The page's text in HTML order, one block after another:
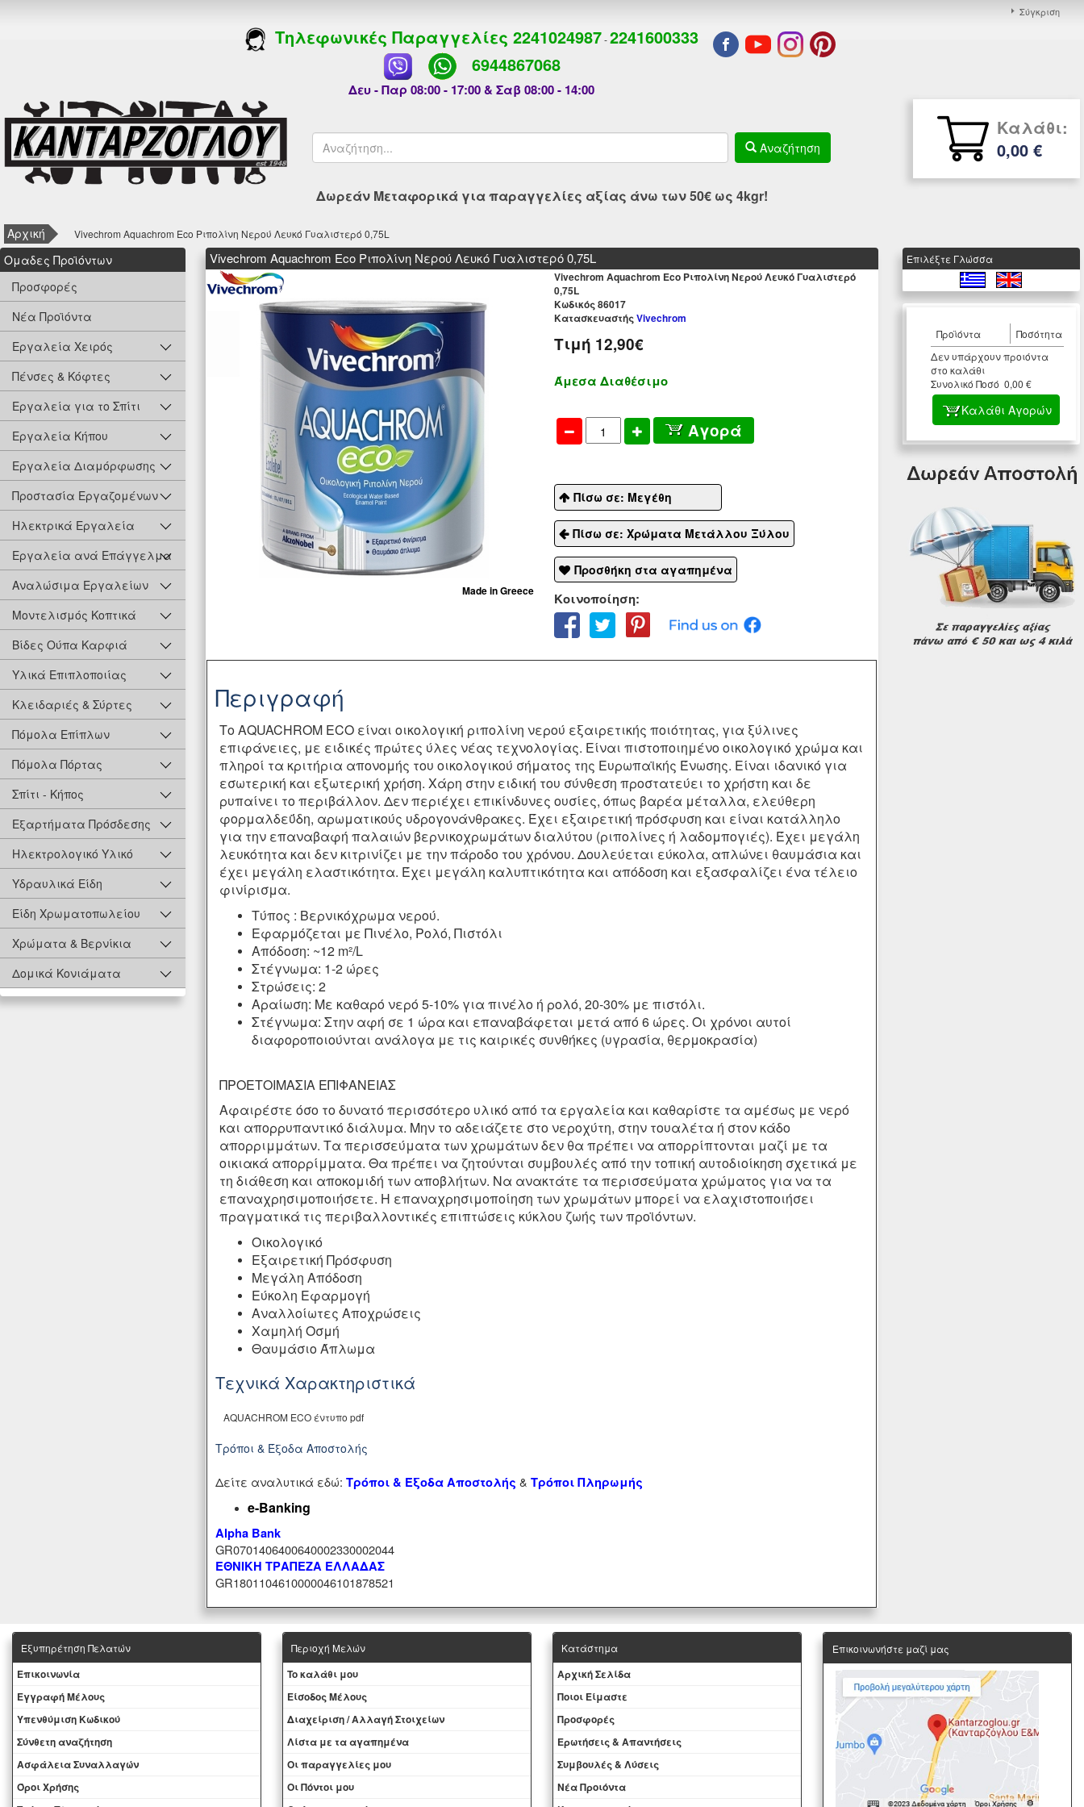
Σύγκριση
Τηλεφωνικές Παραγγελίες 2241024987-2241600333
6944867068
Δευ - Παρ 08:00 - 17:00 & Σαβ 08:00 - 14:00
Αναζήτηση
Καλάθι:
0,00 €
Δωρεάν Μεταφορικά για παραγγελίες αξίας άνω των 50€ ως 4kgr!
Αρχική Vivechrom Aquachrom Eco Ριπολίνη Νερού Λευκό Γυαλιστερό 0,75L
Oμαδες Προϊόντων
Προσφορές
Νέα Προϊόντα
Εργαλεία Χειρός
Πένσες & Κόφτες
Εργαλεία για το Σπίτι
Εργαλεία Κήπου
Εργαλεία Διαμόρφωσης
Προστασία Εργαζομένων
Ηλεκτρικά Εργαλεία
Εργαλεία ανά Επάγγελμα
Αναλώσιμα Εργαλείων
Μοντελισμός Κοπτικά
Βίδες Ούπα Καρφιά
Υλικά Επιπλοποιίας
Κλειδαριές & Σύρτες
Πόμολα Επίπλων
Πόμολα Πόρτας
Σπίτι - Κήπος
Εξαρτήματα Πρόσδεσης
Ηλεκτρολογικό Υλικό
Υδραυλικά Είδη
Είδη Χρωματοπωλείου
Χρώματα & Βερνίκια
Δομικά Κονιάματα
Vivechrom Aquachrom Eco Ριπολίνη Νερού Λευκό Γυαλιστερό 0,75L
Made in Greece
Vivechrom Aquachrom Eco Ριπολίνη Νερού Λευκό Γυαλιστερό
0,75L
Kωδικός 86017
ΚατασκευαστήςVivechrom
Τιμή 12,90€
Άμεσα Διαθέσιμο
Αγορά
Πίσω σε: Μεγέθη
Πίσω σε: Χρώματα Μετάλλου Ξύλου
Προσθήκη στα αγαπημένα
Κοινοποίηση:
Περιγραφή
Το AQUACHROM ECO είναι οικολογική ριπολίνη νερού εξαιρετικής ποιότητας, για ξύλινες
επιφάνειες, με ειδικές πρώτες ύλες νέας τεχνολογίας. Είναι πιστοποιημένο οικολογικό χρώμα και
πληροί τα κριτήρια απονομής του οικολογικού σήματος της Ευρωπαϊκής Ένωσης. Είναι ιδανικό για
εσωτερική και εξωτερική χρήση. Χάρη στην ειδική του σύνθεση προστατεύει το χρήστη και δε
ρυπαίνει το περιβάλλον. Δεν περιέχει επικίνδυνες ουσίες, όπως βαρέα μέταλλα, ελεύθερη
φορμαλδεΰδη, αρωματικούς υδρογονάνθρακες. Έχει εξαιρετική πρόσφυση και είναι κατάλληλο
για την επαναβαφή παλαιών βερνικοχρωμάτων διαλύτου (ριπολίνες ή λαδομπογιές). Έχει μεγάλη
λευκότητα και δεν κιτρινίζει με την πάροδο του χρόνου. Δουλεύεται εύκολα, απλώνει θαυμάσια και
έχει μεγάλη ελαστικότητα. Έχει μεγάλη καλυπτικότητα και απόδοση και εξασφαλίζει ένα τέλειο
φινίρισμα.
Τύπος : Bερνικόχρωμα νερού.
Εφαρμόζεται με Πινέλο, Ρολό, Πιστόλι
Απόδοση: ~12 m²/L
Στέγνωμα: 1-2 ώρες
Στρώσεις: 2
Αραίωση: Με καθαρό νερό 5-10% για πινέλο ή ρολό, 20-30% με πιστόλι.
Στέγνωμα: Στην αφή σε 1 ώρα και επαναβάφεται μετά από 6 ώρες. Οι χρόνοι αυτοί
διαφοροποιούνται ανάλογα με τις καιρικές συνθήκες (υγρασία, θερμοκρασία)
ΠΡΟΕΤΟΙΜΑΣΙΑ ΕΠΙΦΑΝΕΙΑΣ
Αφαιρέστε όσο το δυνατό περισσότερο υλικό από τα εργαλεία και καθαρίστε τα αμέσως με νερό
και απορρυπαντικό διάλυμα. Μην το αδειάζετε στο νεροχύτη, στην τουαλέτα ή στον κάδο
απορριμμάτων. Τα περισσεύματα των χρωμάτων δεν θα πρέπει να απορρίπτονται μαζί με τα
οικιακά απορρίμματα. Θα πρέπει να ζητούνται συμβουλές από την τοπική αυτοδιοίκηση σχετικά με
τη διάθεση και αποκομιδή των αποβλήτων. Να ανακτάτε τα περισσεύματα χρώματος για να τα
επαναχρησιμοποιήσετε. Η επαναχρησιμοποίηση των χρωμάτων μπορεί να ελαχιστοποιήσει
πραγματικά τις περιβαλλοντικές επιπτώσεις κύκλου ζωής τωνπροϊόντων.
Οικολογικό
Εξαιρετική Πρόσφυση
Μεγάλη Απόδοση
Εύκολη Εφαρμογή
Αναλλοίωτες Αποχρώσεις
Χαμηλή Οσμή
Θαυμάσιο Άπλωμα
Τεχνικά Χαρακτηριστικά
AQUACHROM ECO έντυπο pdf
Τρόποι & Έξοδα Αποστολής
Δείτε αναλυτικά εδώ:Τρόποι & Έξοδα Αποστολής &Τρόποι Πληρωμής
e-Banking
Alpha Bank
GR0701406400640002330002044
ΕΘΝΙΚΗ ΤΡΑΠΕΖΑ ΕΛΛΑΔΑΣ
GR1801104610000046101878521
Eπιλέξτε Γλώσσα
Προϊόντα
Ποσότητα
Δεν υπάρχουν προιόντα
στο καλάθι
Συνολικό Ποσό 0,00 €
Καλάθι Αγορών
Εξυπηρέτηση Πελατών
Eπικοινωνία
Εγγραφή Μέλους
Yπενθύμιση Κωδικού
Σύνθετη αναζήτηση
Ασφάλεια Συναλλαγών
Όροι Χρήσης
Περιοχή Mελών
To καλάθι μου
Eίσοδος Μέλους
Διαχείριση / Aλλαγή Στοιχείων
Λίστα με τα αγαπημένα
Oι παραγγελίες μου
Οι Πόντοι μου
Κατάστημα
Aρχική Σελίδα
Ποιοι Είμαστε
Προσφορές
Ερωτήσεις & Απαντήσεις
Συμβουλές & Λύσεις
Νέα Προιόντα
Επικοινωνήστε μαζί μας